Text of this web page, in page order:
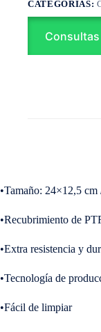
CATEGORÍAS:
•Tamaño: 24×12,5
•Recubrimiento de
•Extra resistencia y
•Tecnología de
•Fácil de limpiar